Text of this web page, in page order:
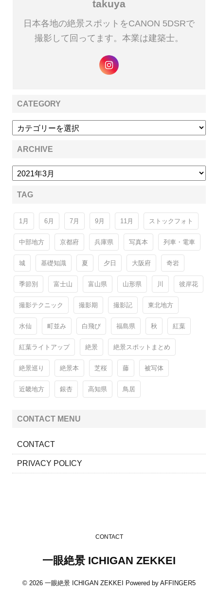
takuya
日本各地の絶景スポットをCANON 5DSRで
撮影して回ってます。本業は建築士。
CATEGORY
ARCHIVE
TAG
1月 6月 7月 9月 11月 ストックフォト
中部地方 京都府 兵庫県 写真本 列車・電車
城 基礎知識 夏 夕日 大阪府 奇岩
季節別 富士山 富山県 山形県 川 彼岸花
撮影テクニック 撮影期 撮影記 東北地方
水仙 町並み 白飛び 福島県 秋 紅葉
紅葉ライトアップ 絶景 絶景スポットまとめ
絶景巡り 絶景本 芝桜 藤 被写体
近畿地方 銀杏 高知県 鳥居
CONTACT MENU
CONTACT
PRIVACY POLICY
CONTACT
一眼絶景 ICHIGAN ZEKKEI
© 2026 一眼絶景 ICHIGAN ZEKKEI Powered by AFFINGER5